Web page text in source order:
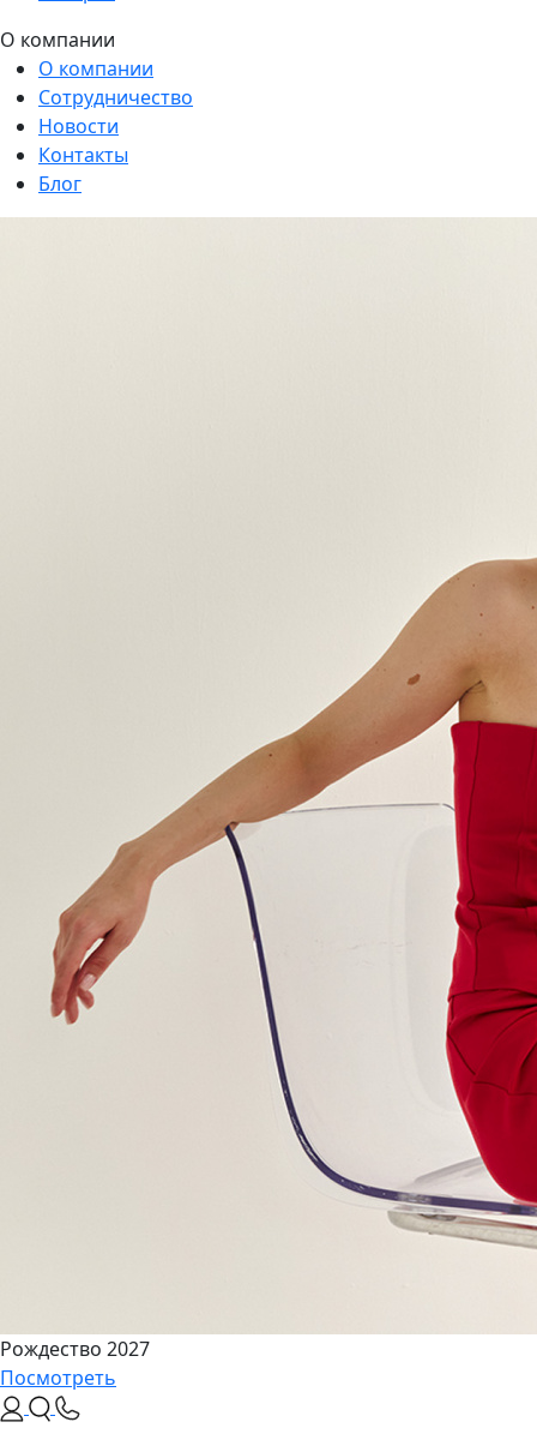
О компании
О компании
Сотрудничество
Новости
Контакты
Блог
Рождество 2027
Посмотреть